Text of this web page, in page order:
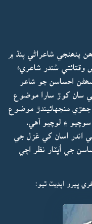
پنھنجي شاعراڻي پنڌ ۾
سُندر شاعريءَ
احساسن جو شاعر
سان کوڙ سارا موضوع
منجهائيندڙ موضوع
۽ لوچيو آهي.
اندر اسان کي غزل جي
جي اُپٽار نظر اچي
ڀيرو اپڊيٽ ٿيو: